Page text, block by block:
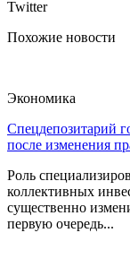
Twitter
Похожие новости
Экономика
Спецдепозитарий
после изменения
Роль
коллективных
существенно
первую очередь...